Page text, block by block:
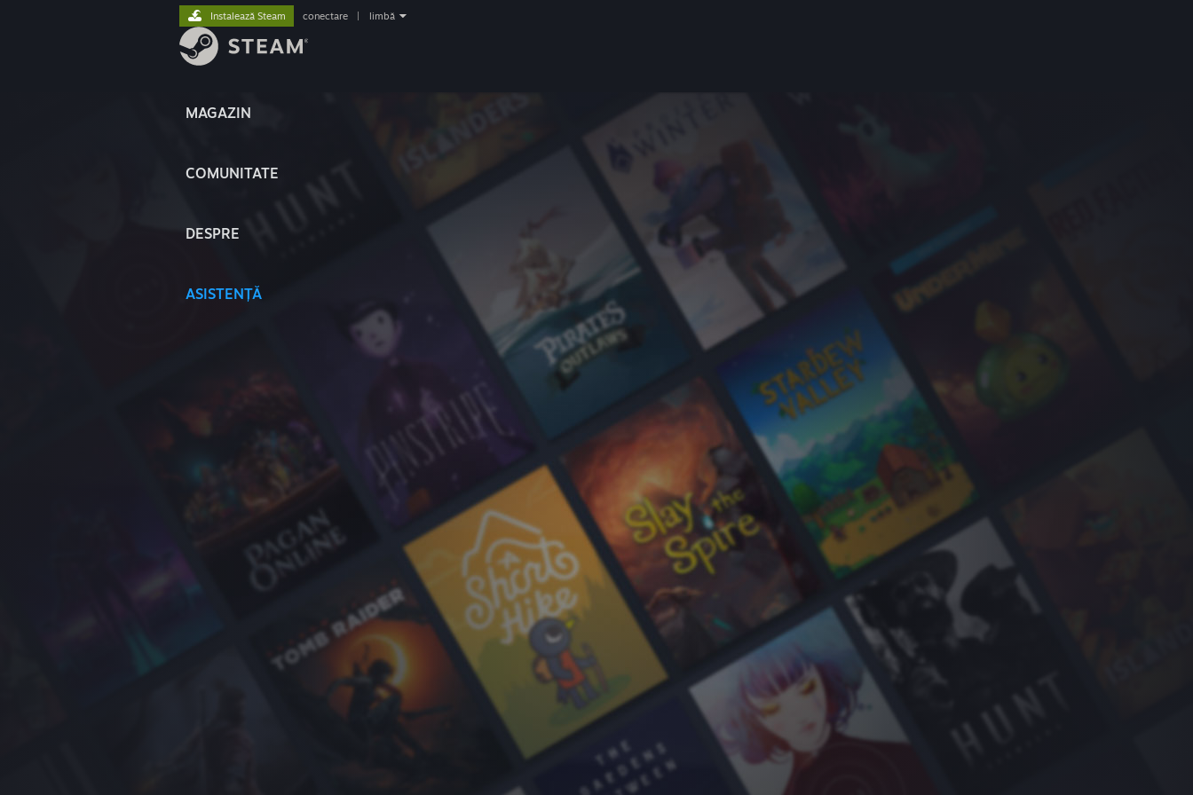
MAGAZIN
COMUNITATE
DESPRE
ASISTENȚĂ
Instalează Steam conectare limbă